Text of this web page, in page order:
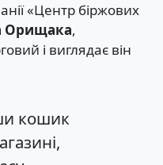
«Центр біржових
Орищака,
і виглядає він
кошик